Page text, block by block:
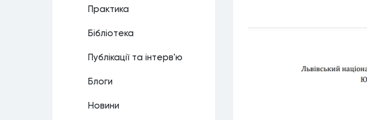
Практика
Бiблiотека
Публiкацiї та iнтерв'ю
Блоги
Новини